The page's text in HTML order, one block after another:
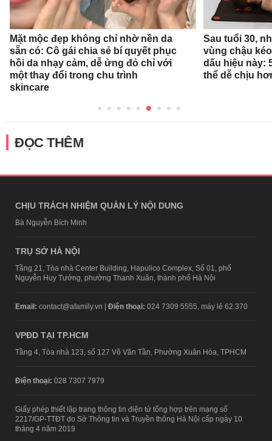
Mặt mộc đẹp không chỉ nhờ nền da
sẵn có: Cô gái chia sẻ bí quyết phục
hồi da nhạy cảm, dễ ửng đỏ chỉ với
một thay đổi trong chu trình
skincare
Sau tuổi 30,
vùng chậu
dấu hiệu này:
thể dễ chịu
ĐỌC THÊM
CHỊU TRÁCH NHIỆM QUẢN LÝ NỘI DUNG
Bà Nguyễn Bích Minh
TRỤ SỞ HÀ NỘI
Tầng 21, Tòa nhà Center Building, Hapulico Complex, Số 01, phố
Nguyễn Huy Tưởng, phường Thanh Xuân, thành phố Hà Nội
Email: contact@afamily.vn | Điện thoại: 024 7309 5555, máy lẻ 62.370
VPĐD TẠI TP.HCM
Tầng 4, Tòa nhà 123, số 127 Võ Văn Tần, Phường Xuân Hòa, TPHCM
Điện thoại: 028 7307 7979
Giấy phép thiết lập trang thông tin điện tử tổng hợp trên mạng số
2217/GP-TTĐT do Sở Thông tin và Truyền thông Hà Nội cấp ngày 10
tháng 4 năm 2019